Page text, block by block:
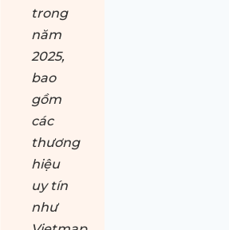
trong
năm
2025,
bao
gồm
các
thương
hiệu
uy tín
như